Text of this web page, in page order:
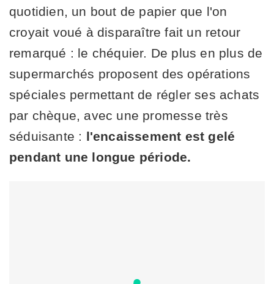
quotidien, un bout de papier que l'on
croyait voué à disparaître fait un retour
remarqué : le chéquier. De plus en plus de
supermarchés proposent des opérations
spéciales permettant de régler ses achats
par chèque, avec une promesse très
séduisante : l'encaissement est gelé
pendant une longue période.